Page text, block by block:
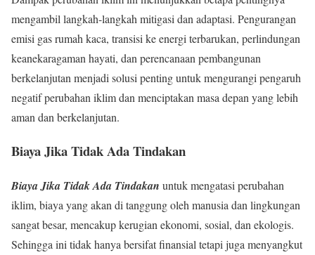
mengambil langkah-langkah mitigasi dan adaptasi. Pengurangan
emisi gas rumah kaca, transisi ke energi terbarukan, perlindungan
keanekaragaman hayati, dan perencanaan pembangunan
berkelanjutan menjadi solusi penting untuk mengurangi pengaruh
negatif perubahan iklim dan menciptakan masa depan yang lebih
aman dan berkelanjutan.
Biaya Jika Tidak Ada Tindakan
Biaya Jika Tidak Ada Tindakan untuk mengatasi perubahan
iklim, biaya yang akan di tanggung oleh manusia dan lingkungan
sangat besar, mencakup kerugian ekonomi, sosial, dan ekologis.
Sehingga ini tidak hanya bersifat finansial tetapi juga menyangkut